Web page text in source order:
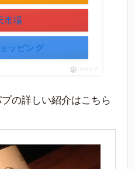
市場
ッピング
ポチップ
の詳しい紹介はこちら